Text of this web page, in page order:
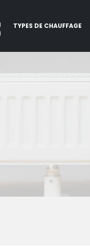
TYPES DE CHAUFFAGE